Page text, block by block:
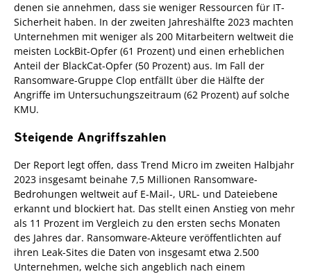
denen sie annehmen, dass sie weniger Ressourcen für IT-
Sicherheit haben. In der zweiten Jahreshälfte 2023 machten
Unternehmen mit weniger als 200 Mitarbeitern weltweit die
meisten LockBit-Opfer (61 Prozent) und einen erheblichen
Anteil der BlackCat-Opfer (50 Prozent) aus. Im Fall der
Ransomware-Gruppe Clop entfällt über die Hälfte der
Angriffe im Untersuchungszeitraum (62 Prozent) auf solche
KMU.
Steigende Angriffszahlen
Der Report legt offen, dass Trend Micro im zweiten Halbjahr
2023 insgesamt beinahe 7,5 Millionen Ransomware-
Bedrohungen weltweit auf E-Mail-, URL- und Dateiebene
erkannt und blockiert hat. Das stellt einen Anstieg von mehr
als 11 Prozent im Vergleich zu den ersten sechs Monaten
des Jahres dar. Ransomware-Akteure veröffentlichten auf
ihren Leak-Sites die Daten von insgesamt etwa 2.500
Unternehmen, welche sich angeblich nach einem